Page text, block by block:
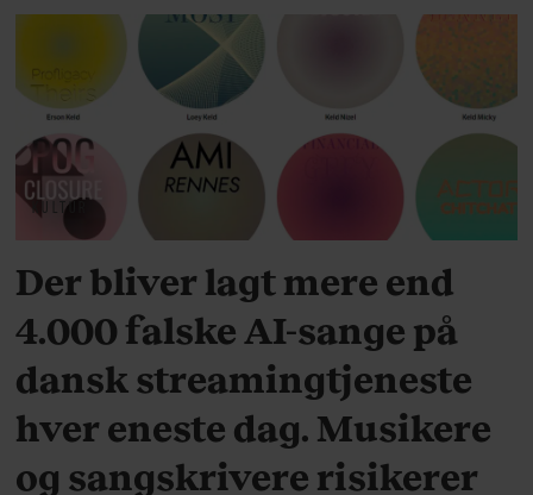
KULTUR
Der bliver lagt mere end
4.000 falske AI-sange på
dansk streamingtjeneste
hver eneste dag. Musikere
og sangskrivere risikerer